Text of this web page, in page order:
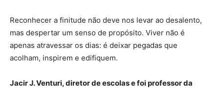
Reconhecer a finitude não deve nos levar ao desalento,
mas despertar um senso de propósito. Viver não é
apenas atravessar os dias: é deixar pegadas que
acolham, inspirem e edifiquem.
Jacir J. Venturi, diretor de escolas e foi professor da